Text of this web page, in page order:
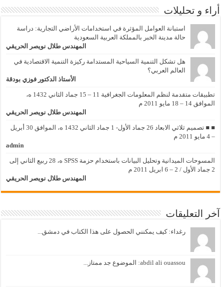
أراء و تحليلات
استبانة العوامل المؤثرة في استخدامات الأراضي التجارية: دراسة
حالة مدينة الخبر بالمملكة العربية السعودية
المهندس طلال نويصر الحريقي
هل تشكل التنمية السياحية المستدامة ركيزة التنمية الاقتصادية في
العالم العربي؟
الأستاذ الدكتور فوزي بودقة
تطبيقات متقدمة لنظم المعلومات الجغرافية 11 – 15 جماد الثاني 1432 ه،
الموافق 14 – 18 مايو 2011 م
المهندس طلال نويصر الحريقي
■ ■ تصميم ثلاثي الابعاد 26 جماد الأول- 1 جماد الثاني 1432 ه، الموافق 30 أبريل
– 4 مايو 2011 م
admin
المسوحات الميدانية وتحليل البيانات باستخدام حزمة SPSS ه، 28 ربيع الثاني إلى
2 جماد الأول / 2 – 6 ابريل 2011 م
المهندس طلال نويصر الحريقي
آخر التعليقات
رغداء: كيف يمكنني الحصول على هذا الكتاب في دمشق...
abdil ali ouassou: الموضوع جد ممتاز...